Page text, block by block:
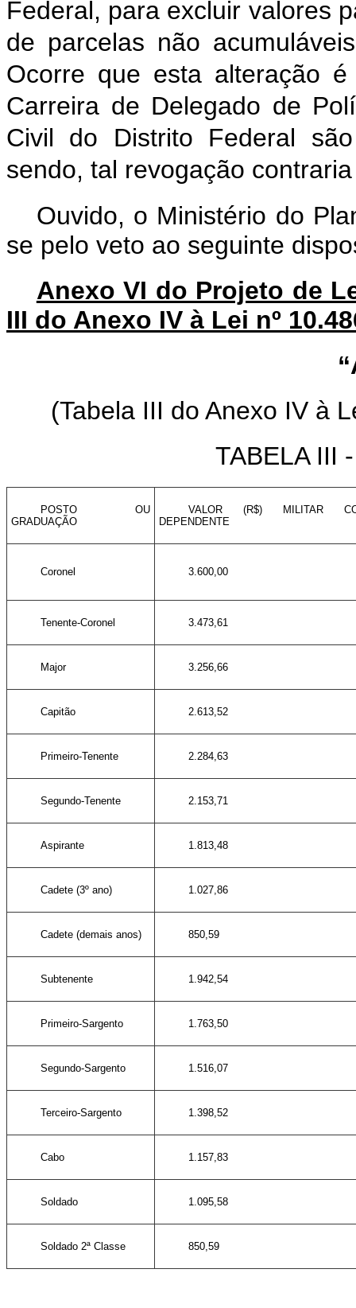
Federal, para excluir valores
de parcelas não
Ocorre que esta alteração
Carreira de Delegado de
Civil do Distrito Federal
sendo, tal revogação
Ouvido, o Ministério do
se pelo veto ao seguinte
Anexo VI do Projeto de
III do Anexo IV à Lei nº
(Tabela III do Anexo IV à
TABELA III
POSTO OU
GRADUAÇÃO
VALOR (R$) MILITAR
DEPENDENTE
Coronel 3.600,00
Tenente-Coronel 3.473,61
Major 3.256,66
Capitão 2.613,52
Primeiro-Tenente 2.284,63
Segundo-Tenente 2.153,71
Aspirante 1.813,48
Cadete (3º ano) 1.027,86
Cadete (demais anos) 850,59
Subtenente 1.942,54
Primeiro-Sargento 1.763,50
Segundo-Sargento 1.516,07
Terceiro-Sargento 1.398,52
Cabo 1.157,83
Soldado 1.095,58
Soldado 2ª Classe 850,59